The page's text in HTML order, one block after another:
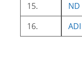
15.
ND
16.
ADI